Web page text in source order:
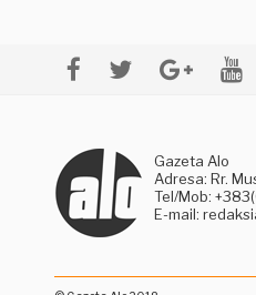
Gazeta Alo
Adresa: Rr.
Tel/Mob:
E-mail: